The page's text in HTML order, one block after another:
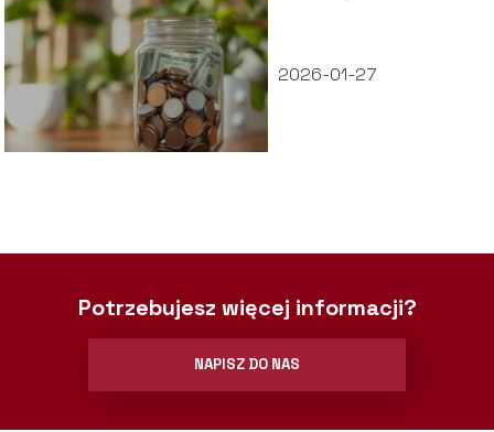
porady
2026-01-27
Potrzebujesz więcej informacji?
NAPISZ DO NAS